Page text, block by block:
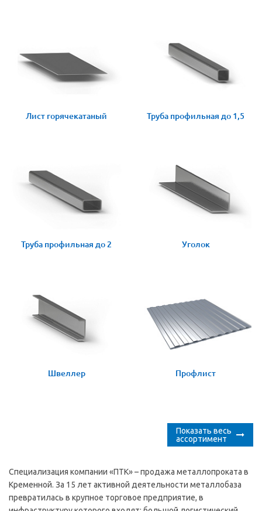
Лист горячекатаный Труба профильная до 1,5
Труба профильная до 2 Уголок
Швеллер Профлист
Показать весь
ассортимент
Специализация компании «ПТК» – продажа металлопроката в
Кременной. За 15 лет активной деятельности металлобаза
превратилась в крупное торговое предприятие, в